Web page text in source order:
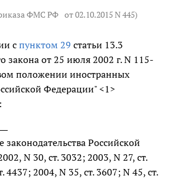
ФМС РФ от 02.10.2015 N 445)
спунктом 29 статьи 13.3
закона от 25 июля 2002 г. N 115-
положении иностранных
Федерации" <1>
законодательства Российской
N 30, ст. 3032; 2003, N 27, ст.
4437; 2004, N 35, ст. 3607; N 45, ст.